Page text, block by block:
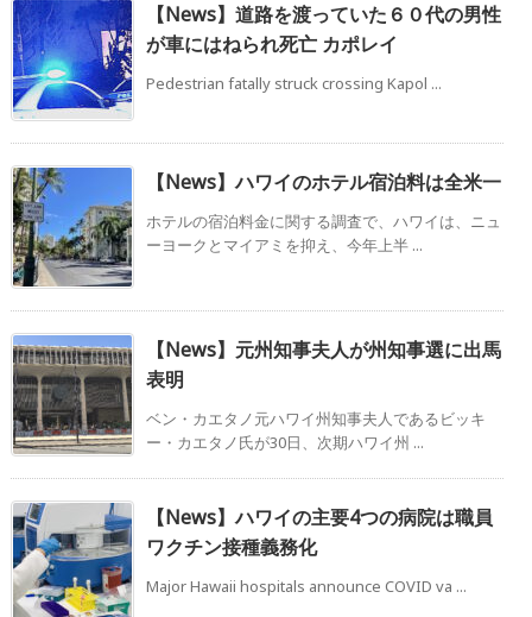
【News】道路を渡っていた６０代の男性
が車にはねられ死亡 カポレイ
Pedestrian fatally struck crossing Kapol ...
【News】ハワイのホテル宿泊料は全米一
ホテルの宿泊料金に関する調査で、ハワイは、ニュ
ーヨークとマイアミを抑え、今年上半 ...
【News】元州知事夫人が州知事選に出馬
表明
ベン・カエタノ元ハワイ州知事夫人であるビッキ
ー・カエタノ氏が30日、次期ハワイ州 ...
【News】ハワイの主要4つの病院は職員
ワクチン接種義務化
Major Hawaii hospitals announce COVID va ...